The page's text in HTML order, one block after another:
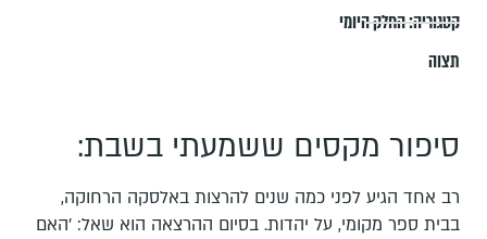
קטגוריה:החלק היומי
תצוה
סיפור מקסים ששמעתי בשבת:
רב אחד הגיע לפני כמה שנים להרצות באלסקה הרחוקה,
בבית ספר מקומי, על יהדות. בסיום ההרצאה הוא שאל: ׳האם